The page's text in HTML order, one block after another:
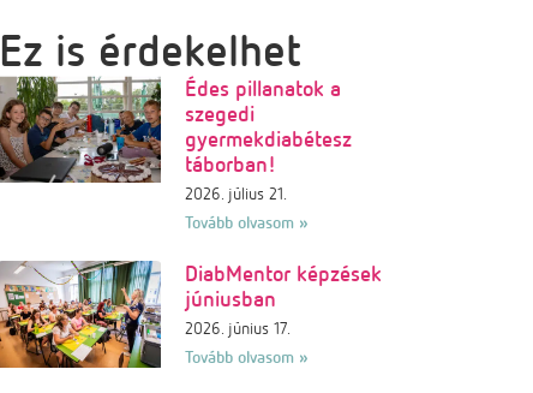
Ez is érdekelhet
Édes pillanatok a
szegedi
gyermekdiabétesz
táborban!
2026. július 21.
Tovább olvasom »
DiabMentor képzések
júniusban
2026. június 17.
Tovább olvasom »